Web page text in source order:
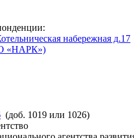
набережная д.17
«НАРК»)
(доб. 1019 или 1026)